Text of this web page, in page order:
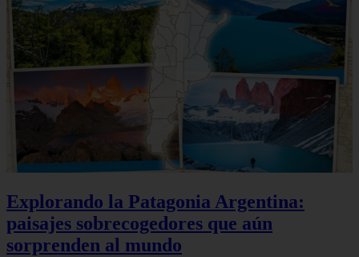
Explorando la Patagonia Argentina:
paisajes sobrecogedores que aún
sorprenden al mundo